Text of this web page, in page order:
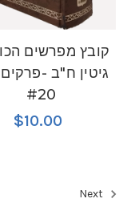
קובץ מפרשים
גיטין ח"ב -
#20
$10.00
Next